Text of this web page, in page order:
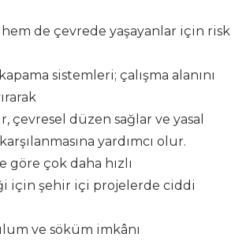
hem de çevrede yaşayanlar için risk
sistemleri; çalışma alanını
çevresel düzen sağlar ve yasal
yardımcı olur.
göre çok daha hızlı
için şehir içi projelerde ciddi
ve söküm imkânı